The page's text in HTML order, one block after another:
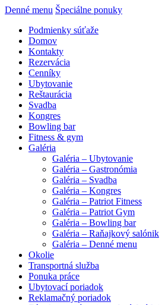
Denné menu Špeciálne ponuky
Podmienky súťaže
Domov
Kontakty
Rezervácia
Cenníky
Ubytovanie
Reštaurácia
Svadba
Kongres
Bowling bar
Fitness & gym
Galéria
Galéria – Ubytovanie
Galéria – Gastronómia
Galéria – Svadba
Galéria – Kongres
Galéria – Patriot Fitness
Galéria – Patriot Gym
Galéria – Bowling bar
Galéria – Raňajkový salónik
Galéria – Denné menu
Okolie
Transportná služba
Ponuka práce
Ubytovací poriadok
Reklamačný poriadok